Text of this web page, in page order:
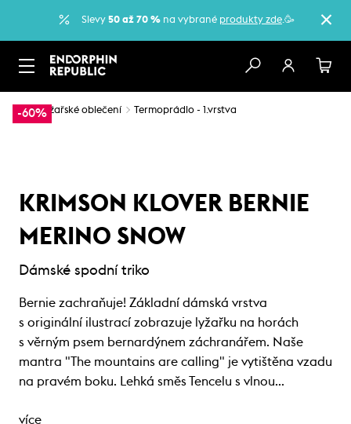
Slevy 50 až 70 % na vybrané produkty zde.🥳
-60%
… Lyžařské oblečení Termoprádlo - 1.vrstva
KRIMSON KLOVER BERNIE
MERINO SNOW
Dámské spodní triko
Bernie zachraňuje! Základní dámská vrstva
s originální ilustrací zobrazuje lyžařku na horách
s věrným psem bernardýnem záchranářem. Naše
mantra "The mountains are calling" je vytištěna vzadu
na pravém boku. Lehká směs Tencelu s vlnou…
více